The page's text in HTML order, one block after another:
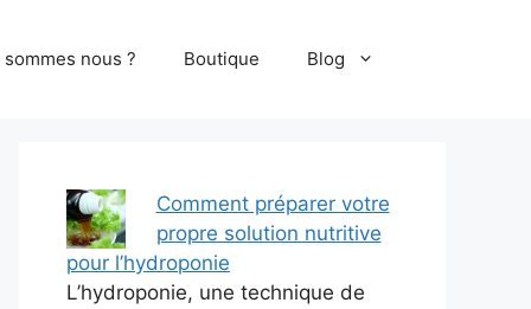
sommes nous ? Boutique Blog
Comment préparer votre
propre solution nutritive
pour l’hydroponie
L’hydroponie, une technique de